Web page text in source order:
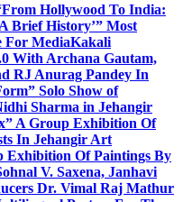
Hollywood To India:
Brief History’” Most
For MediaKakali
With Archana Gautam,
RJ Anurag Pandey In
Solo Show of
Sharma in Jehangir
A Group Exhibition Of
In Jehangir Art
Exhibition Of Paintings By
V. Saxena, Janhavi
Dr. Vimal Raj Mathur